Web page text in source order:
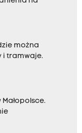
można
i tramwaje.